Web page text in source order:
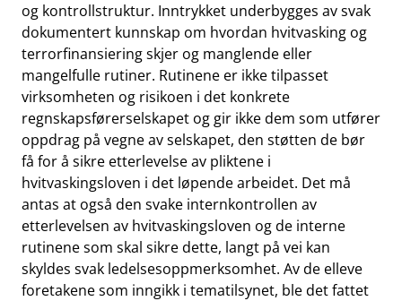
og kontrollstruktur. Inntrykket underbygges av svak
dokumentert kunnskap om hvordan hvitvasking og
terrorfinansiering skjer og manglende eller
mangelfulle rutiner. Rutinene er ikke tilpasset
virksomheten og risikoen i det konkrete
regnskapsførerselskapet og gir ikke dem som utfører
oppdrag på vegne av selskapet, den støtten de bør
få for å sikre etterlevelse av pliktene i
hvitvaskingsloven i det løpende arbeidet. Det må
antas at også den svake internkontrollen av
etterlevelsen av hvitvaskingsloven og de interne
rutinene som skal sikre dette, langt på vei kan
skyldes svak ledelsesoppmerksomhet. Av de elleve
foretakene som inngikk i tematilsynet, ble det fattet